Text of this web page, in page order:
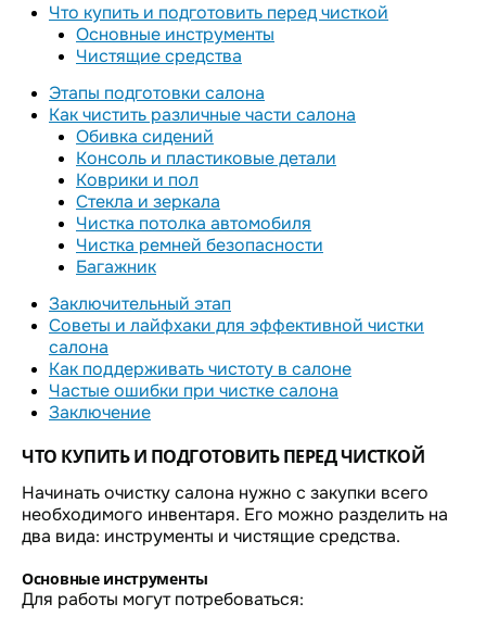
Что купить и подготовить перед чисткой
Основные инструменты
Чистящие средства
Этапы подготовки салона
Как чистить различные части салона
Обивка сидений
Консоль и пластиковые детали
Коврики и пол
Стекла и зеркала
Чистка потолка автомобиля
Чистка ремней безопасности
Багажник
Заключительный этап
Советы и лайфхаки для эффективной чистки
салона
Как поддерживать чистоту в салоне
Частые ошибки при чистке салона
Заключение
ЧТО КУПИТЬ И ПОДГОТОВИТЬ ПЕРЕД ЧИСТКОЙ
Начинать очистку салона нужно с закупки всего
необходимого инвентаря. Его можно разделить на
два вида: инструменты и чистящие средства.
Основные инструменты
Для работы могут потребоваться: